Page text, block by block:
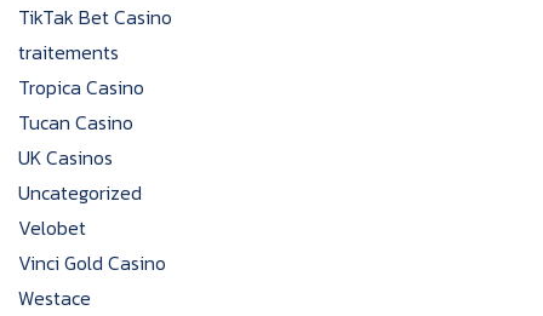
TikTak Bet Casino
traitements
Tropica Casino
Tucan Casino
UK Casinos
Uncategorized
Velobet
Vinci Gold Casino
Westace